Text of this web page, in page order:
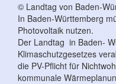
© Landtag von Baden-
In Baden-Württemberg
Photovoltaik nutzen.
Der Landtag in Baden-
Klimaschutzgesetzes
die PV-Pflicht für
kommunale